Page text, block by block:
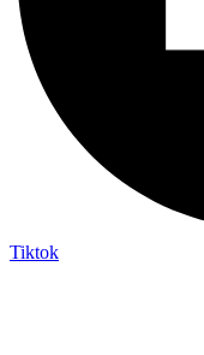
Tiktok